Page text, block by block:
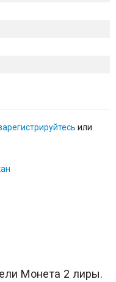
или
Монета 2 лиры.